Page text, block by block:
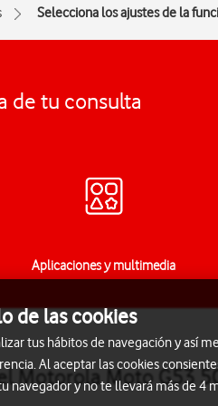
Selecciona los ajustes de la
de tu consulta
Aplicaciones y multimedia
Motorola Moto G53
de las cookies
tus hábitos de navegación y así
Al aceptar las cookies
y no te llevará más de 4